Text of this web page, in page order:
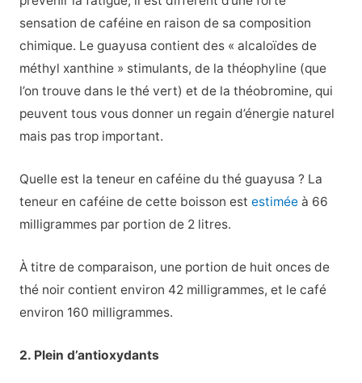
sensation de caféine en raison de sa composition
chimique. Le guayusa contient des « alcaloïdes de
méthyl xanthine » stimulants, de la théophyline (que
l’on trouve dans le thé vert) et de la théobromine, qui
peuvent tous vous donner un regain d’énergie naturel
mais pas trop important.
Quelle est la teneur en caféine du thé guayusa ? La
teneur en caféine de cette boisson est estiméeà 66
milligrammes par portion de 2 litres.
À titre de comparaison, une portion de huit onces de
thé noir contient environ 42 milligrammes, et le café
environ 160 milligrammes.
2. Plein d’antioxydants